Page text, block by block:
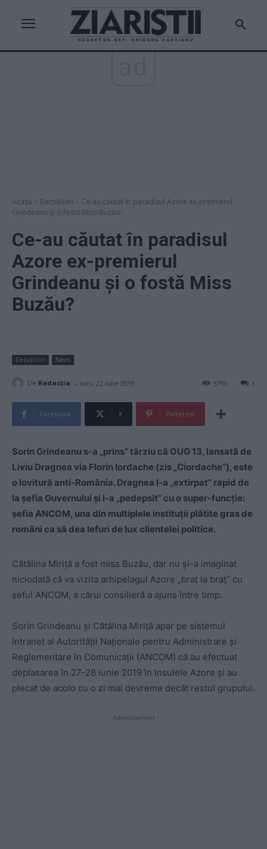
Acasă Dezvăluiri
Ce-au căutat în paradisul Azore ex-premierul
Grindeanu şi o fostă Miss Buzău?
Ce-au căutat în paradisul
Azore ex-premierul
Grindeanu şi o fostă Miss
Buzău?
Dezvăluiri News
De Redacţia - luni, 22 iulie 2019 3
5799
Facebook X Pinterest
Sorin Grindeanu s-a „prins” târziu că OUG 13, lansată de
Liviu Dragnea via Florin Iordache (zis „Ciordache”), este
o lovitură anti-România. Dragnea l-a „extirpat” rapid de
la şefia Guvernului şi l-a „pedepsit” cu o super-funcţie:
şefia ANCOM, una din multiplele instituţii plătite gras de
români ca să dea lefuri de lux clientelei politice.
Cătălina Miriţă a fost miss Buzău, dar nu şi-a imaginat
niciodată că va vizita arhipelagul Azore „braţ la braţ” cu
şeful ANCOM, a cărui consilieră a ajuns între timp.
Sorin Grindeanu și Cătălina Miriță apar pe sistemul
Intranet al Autorității Naționale pentru Administrare și
Reglementare în Comunicații (ANCOM) că au efectuat
deplasarea în 27-28 iunie 2019 în Insulele Azore și au
plecat de acolo cu o zi mai devreme decât restul grupului.
- Advertisement -